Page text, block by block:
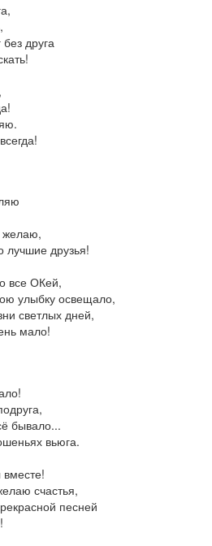
друга
желаю,
лучшие друзья!
все ОКей,
улыбку освещало,
светлых дней,
мало!
бывало...
вьюга.
счастья,
песней